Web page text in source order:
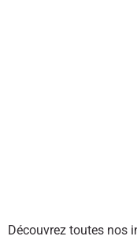
Découvrez toutes nos